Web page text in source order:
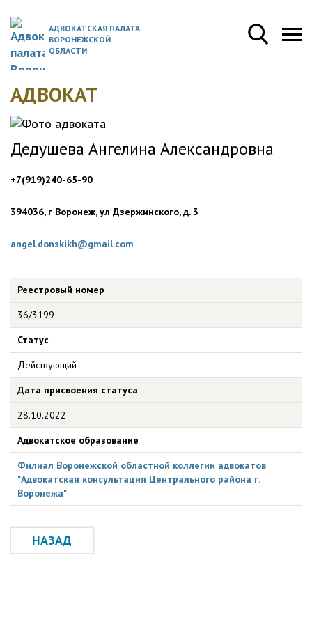
АДВОКАТСКАЯ ПАЛАТА
ВОРОНЕЖСКОЙ
ОБЛАСТИ
АДВОКАТ
Дедушева Ангелина Александровна
+7(919)240-65-90
394036, г Воронеж, ул Дзержинского, д. 3
angel.donskikh@gmail.com
Реестровый номер
36/3199
Статус
Действующий
Дата присвоения статуса
28.10.2022
Адвокатское образование
Филиал Воронежской областной коллегии адвокатов
"Адвокатская консультация Центрального района г.
Воронежа"
НАЗАД